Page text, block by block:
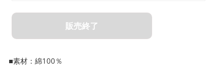
サイズを選択してください
販売終了
■素材：綿100％